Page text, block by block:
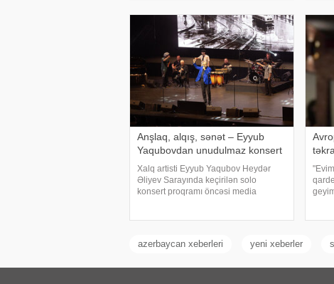
gözlənilmədə
Anşlaq, alqış, sənət – Eyyub
Yaqubovdan unudulmaz konsert
Xalq artisti Eyyub Yaqubov Heydər
Əliyev Sarayında keçirilən solo
konsert proqramı öncəsi media
azerbaycan xeberleri yeni xeberler